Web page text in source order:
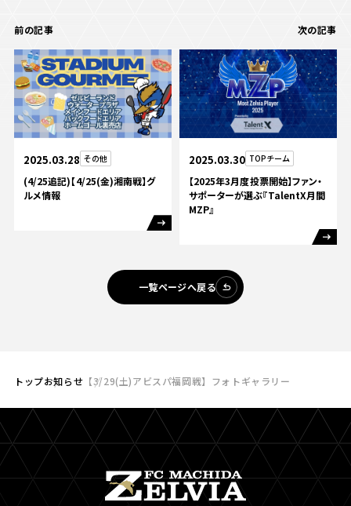
前の記事
2025.03.28 その他
(4/25追記)【4/25(金)湘南戦】グ
ルメ情報
次の記事
2025.03.30 TOPチーム
【2025年3月度投票開始】ファン・
サポーターが選ぶ『TalentX月間
MZP』
一覧ページへ戻る
トップお知らせ 【3/29(土)アビスパ福岡戦】フォトギャラリー